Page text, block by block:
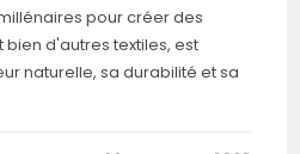
pour créer des
d'autres textiles, est
naturelle, sa durabilité et sa